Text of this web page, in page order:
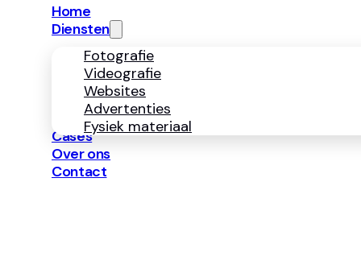
Home
Diensten
Fotografie
Videografie
Websites
Advertenties
Fysiek materiaal
Cases
Over ons
Contact